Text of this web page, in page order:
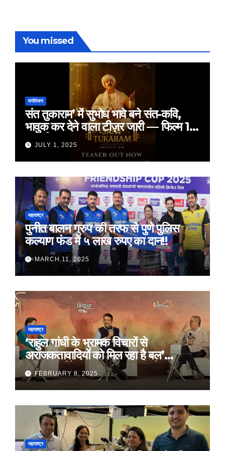
You missed
मनोरंजन
संत तुकाराम’ में सुभोध भावे बने संत-कवि,
भावुक कर देने वाला टीज़र जारी — फिल्म 18
जुलाई 2025 को होगी रिलीज़
JULY 1, 2025
महाराष्ट्र
पुनीत बालन ग्रुप की तरफ से पुणे पुलिस
कल्याण फंड में ५ लाख रुपए का दान!!
MARCH 11, 2025
महाराष्ट्र
‘राहुल गांधी के भ्रामक विचारों से
अराजकतावादियों को मिल रहा है बल’
मुख्यमंत्री देवेंद्र फडणवीस का आरोप
FEBRUARY 8, 2025
महाराष्ट्र